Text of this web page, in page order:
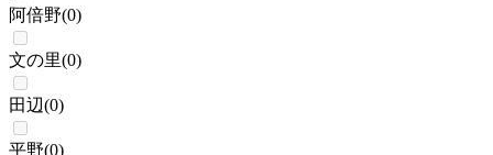
阿倍野(0)
文の里(0)
田辺(0)
平野(0)